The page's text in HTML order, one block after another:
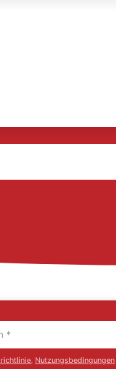
, Nutzungsbedingungen